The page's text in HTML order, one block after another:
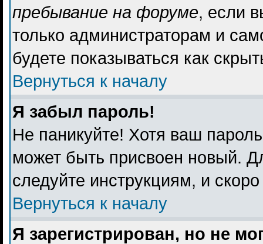
пребывание на форуме, если
только администраторам и
будете показываться как
Вернуться к началу
Я забыл пароль!
Не паникуйте! Хотя ваш
может быть присвоен новый.
следуйте инструкциям, и
Вернуться к началу
Я зарегистрирован, но не